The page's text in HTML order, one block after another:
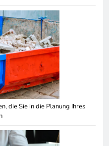
die Sie in die Planung Ihres